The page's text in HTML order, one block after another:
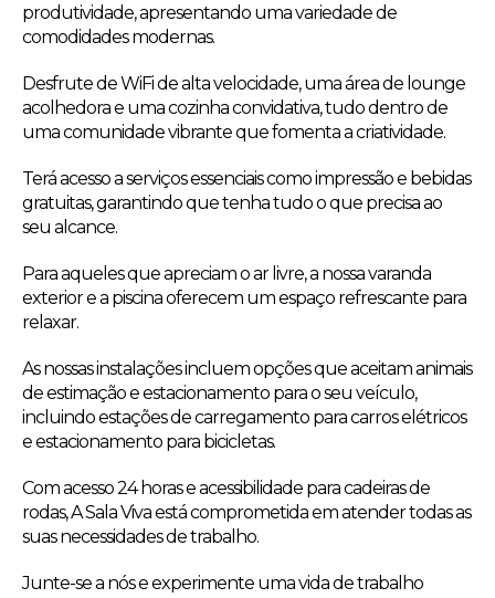
produtividade, apresentando uma variedade de
comodidades modernas.
Desfrute de WiFi de alta velocidade, uma área de lounge
acolhedora e uma cozinha convidativa, tudo dentro de
uma comunidade vibrante que fomenta a criatividade.
Terá acesso a serviços essenciais como impressão e bebidas
gratuitas, garantindo que tenha tudo o que precisa ao
seu alcance.
Para aqueles que apreciam o ar livre, a nossa varanda
exterior e a piscina oferecem um espaço refrescante para
relaxar.
As nossas instalações incluem opções que aceitam animais
de estimação e estacionamento para o seu veículo,
incluindo estações de carregamento para carros elétricos
e estacionamento para bicicletas.
Com acesso 24 horas e acessibilidade para cadeiras de
rodas, A Sala Viva está comprometida em atender todas as
suas necessidades de trabalho.
Junte-se a nós e experimente uma vida de trabalho